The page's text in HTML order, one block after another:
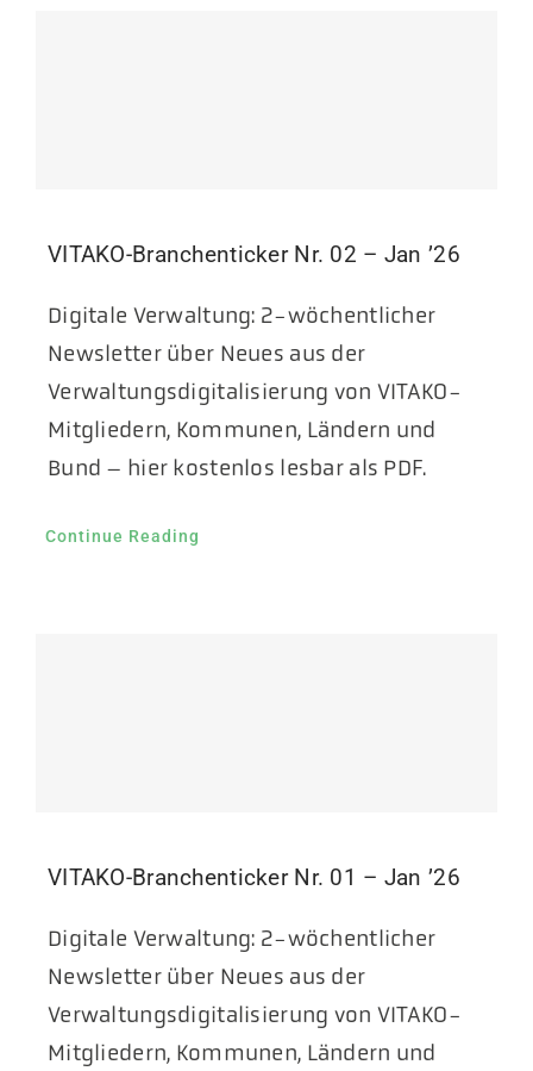
VITAKO-Branchenticker Nr. 02 – Jan ’26
Digitale Verwaltung: 2-wöchentlicher
Newsletter über Neues aus der
Verwaltungsdigitalisierung von VITAKO-
Mitgliedern, Kommunen, Ländern und
Bund – hier kostenlos lesbar als PDF.
Continue Reading
VITAKO-Branchenticker Nr. 01 – Jan ’26
Digitale Verwaltung: 2-wöchentlicher
Newsletter über Neues aus der
Verwaltungsdigitalisierung von VITAKO-
Mitgliedern, Kommunen, Ländern und